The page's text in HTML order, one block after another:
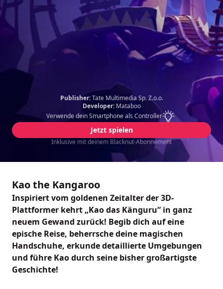
Publisher: Tate Multimedia Sp. Z.o.o.
Developer: Mataboo
Verwende dein Smartphone als Controller
Jetzt spielen
Inklusive mit deinem Blacknut-Abonnement
Kao the Kangaroo
Inspiriert vom goldenen Zeitalter der 3D-
Plattformer kehrt „Kao das Känguru“ in ganz
neuem Gewand zurück! Begib dich auf eine
epische Reise, beherrsche deine magischen
Handschuhe, erkunde detaillierte Umgebungen
und führe Kao durch seine bisher großartigste
Geschichte!